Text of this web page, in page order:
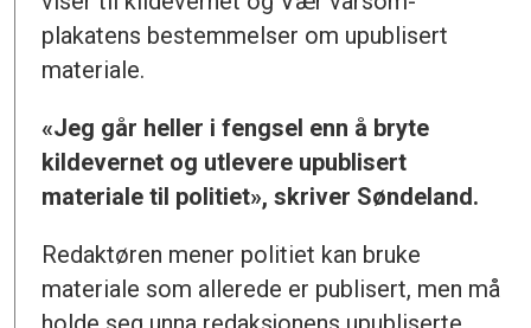
plakatens bestemmelser om upublisert
materiale.
«Jeg går heller i fengsel enn å bryte
kildevernet og utlevere upublisert
materiale til politiet», skriver Søndeland.
Redaktøren mener politiet kan bruke
materiale som allerede er publisert, men må